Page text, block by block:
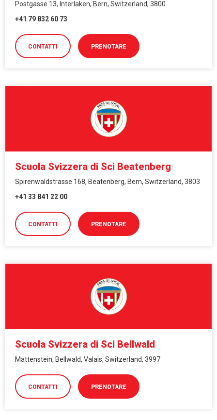
Postgasse 13, Interlaken, Bern, Switzerland, 3800
+41 79 832 60 73
CONTATTI PRENOTARE
Scuola Svizzera di Sci Beatenberg
Spirenwaldstrasse 168, Beatenberg, Bern, Switzerland, 3803
+41 33 841 22 00
CONTATTI PRENOTARE
Scuola Svizzera di Sci Bellwald
Mattenstein, Bellwald, Valais, Switzerland, 3997
CONTATTI PRENOTARE